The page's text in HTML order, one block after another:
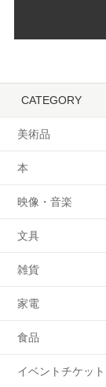
CATEGORY
美術品
本
映像・音楽
文具
雑貨
家電
食品
イベントチケット